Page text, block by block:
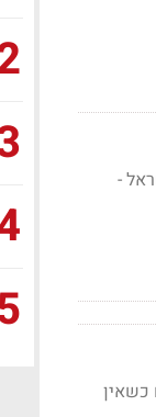
תגובת בנק ישראל -
כשאין